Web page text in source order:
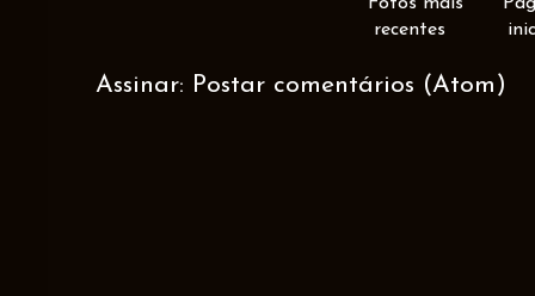
recentes
Assinar: Postar comentários (Atom)